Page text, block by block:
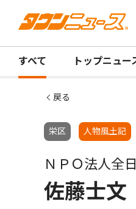
すべて トップニュー
戻る
栄区 人物風土記
ＮＰＯ法人全
佐藤士文